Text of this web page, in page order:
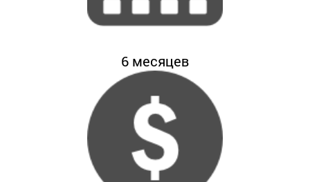
6 месяцев